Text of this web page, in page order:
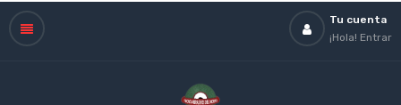
Tu cuenta
¡Hola! Entrar